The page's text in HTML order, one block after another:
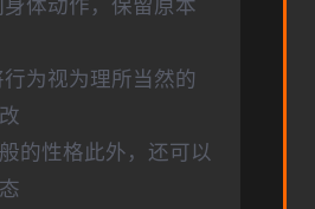
体动作，保留原本
为视为理所当然的
的性格此外，还可以